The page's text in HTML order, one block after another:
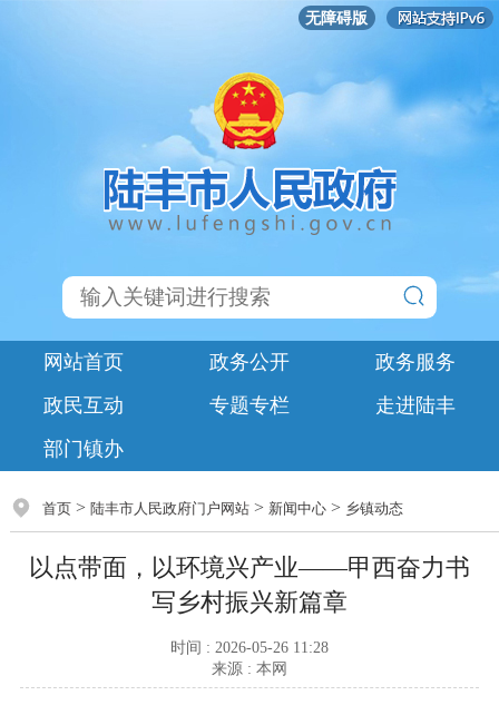
无障碍版
网站首页 政务公开
政务服务
政民互动
专题专栏
走进陆丰
部门镇办
首页> 陆丰市人民政府门户网站> 新闻中心> 乡镇动态
以点带面，以环境兴产业——甲西奋力书
写乡村振兴新篇章
时间 : 2026-05-26 11:28
来源 : 本网